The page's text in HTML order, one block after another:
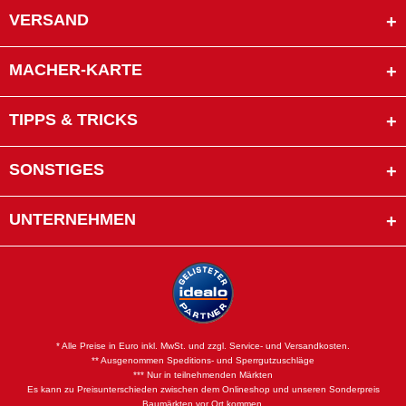
VERSAND
MACHER-KARTE
TIPPS & TRICKS
SONSTIGES
UNTERNEHMEN
* Alle Preise in Euro inkl. MwSt. und zzgl. Service- und Versandkosten.
** Ausgenommen Speditions- und Sperrgutzuschläge
*** Nur in teilnehmenden Märkten
Es kann zu Preisunterschieden zwischen dem Onlineshop und unseren Sonderpreis
Baumärkten vor Ort kommen.